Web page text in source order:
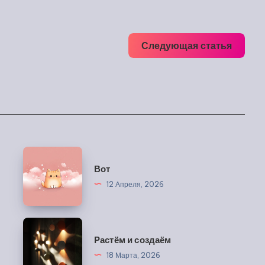
Следующая статья
Вот
12 Апреля, 2026
Растём
создаём
Растём и создаём
18 Марта, 2026